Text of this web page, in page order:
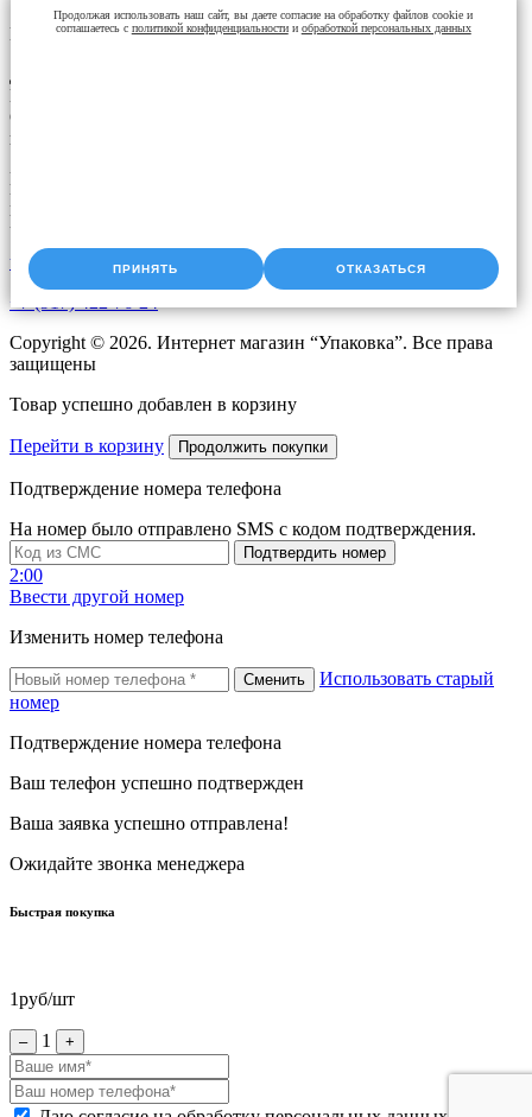
Контакты
Доставка упаковки: Уфа, Казань, Набережные Челны,
Екатеринбург, Челябинск, Оренбург, Самара, Пермь, Курган.
Оперативная доставка до адреса. Скидки постоянным
клиентам. Звоните!
Время работы:
Пн-Чт с 9:00 до 18:00
Пт с 9.00 до 17.00
upak2008@bk.ru
+7 (917) 422-76-24
Copyright © 2026. Интернет магазин “Упаковка”. Все права
защищены
Товар успешно добавлен в корзину
Перейти в корзину Продолжить покупки
Подтверждение номера телефона
На номер было отправлено SMS с кодом подтверждения.
Подтвердить номер
2:00
Ввести другой номер
Изменить номер телефона
Сменить
Использовать старый
номер
Подтверждение номера телефона
Ваш телефон успешно подтвержден
Ваша заявка успешно отправлена!
Ожидайте звонка менеджера
Быстрая покупка
1руб/шт
– 1 +
Продолжая использовать наш сайт, вы даете согласие на обработку файлов cookie и
соглашаетесь с политикой конфиденциальностии обработкой персональных данных
ПРИНЯТЬ ОТКАЗАТЬСЯ